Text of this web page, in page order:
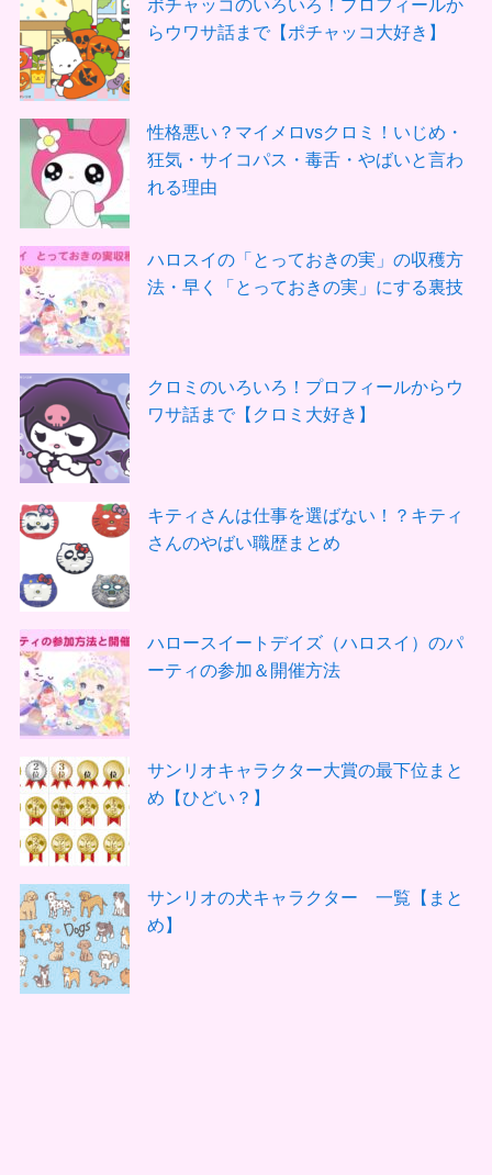
ポチャッコのいろいろ！プロフィールか
らウワサ話まで【ポチャッコ大好き】
性格悪い？マイメロvsクロミ！いじめ・
狂気・サイコパス・毒舌・やばいと言わ
れる理由
ハロスイの「とっておきの実」の収穫方
法・早く「とっておきの実」にする裏技
クロミのいろいろ！プロフィールからウ
ワサ話まで【クロミ大好き】
キティさんは仕事を選ばない！？キティ
さんのやばい職歴まとめ
ハロースイートデイズ（ハロスイ）のパ
ーティの参加＆開催方法
サンリオキャラクター大賞の最下位まと
め【ひどい？】
サンリオの犬キャラクター 一覧【まと
め】